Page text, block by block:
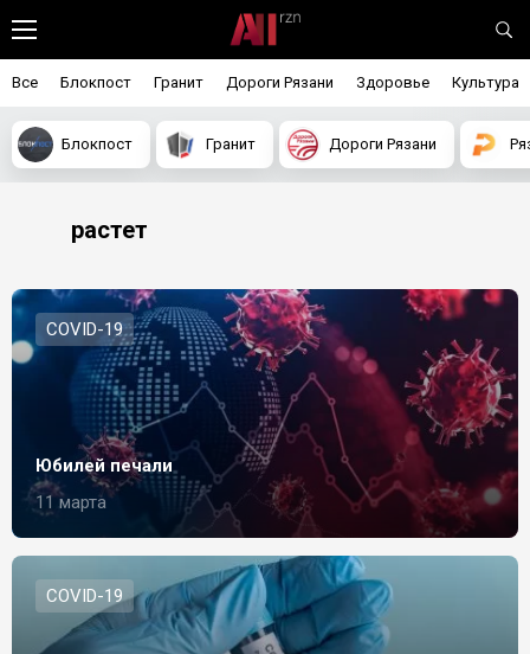
Все Блокпост Гранит Дороги Рязани Здоровье Культура
Блокпост Гранит Дороги Рязани
растет
СOVID-19
Юбилей печали
11 марта
СOVID-19